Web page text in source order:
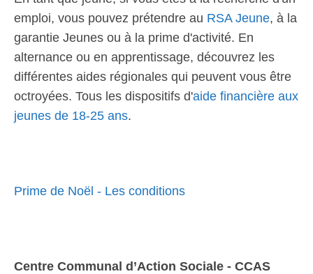
emploi, vous pouvez prétendre au RSA Jeune, à la
garantie Jeunes ou à la prime d'activité. En
alternance ou en apprentissage, découvrez les
différentes aides régionales qui peuvent vous être
octroyées. Tous les dispositifs d'aide financière aux
jeunes de 18-25 ans.
Prime de Noël - Les conditions
Centre Communal d’Action Sociale - CCAS